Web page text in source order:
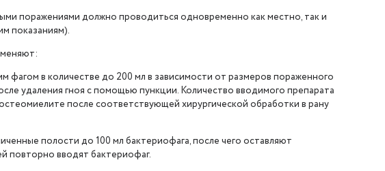
поражениями должно проводиться одновременно как местно, так и
показаниям).
фагом в количестве до 200 мл в зависимости от размеров пораженного
удаления гноя с помощью пункции. Количество вводимого препарата
после соответствующей хирургической обработки в рану
полости до 100 мл бактериофага, после чего оставляют
повторно вводят бактериофаг.